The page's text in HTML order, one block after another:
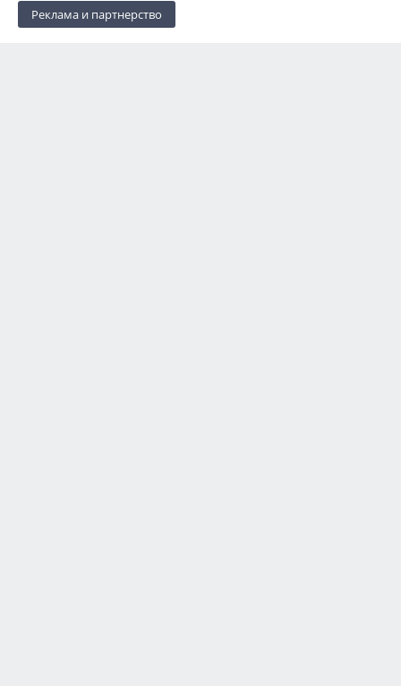
Реклама и партнерство